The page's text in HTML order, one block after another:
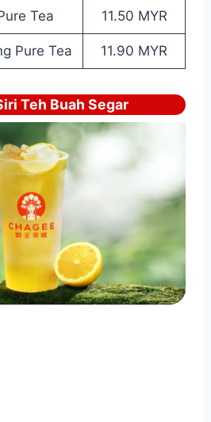
Tea 11.50 MYR
Pure Tea 11.90 MYR
Teh Buah Segar